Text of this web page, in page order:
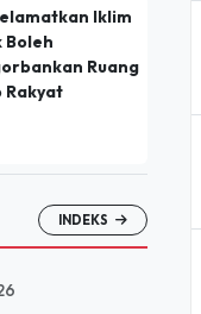
Iklim
Boleh
Ruang
Rakyat
INDEKS